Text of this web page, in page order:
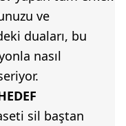
ve
duaları, bu
nasıl
sil baştan